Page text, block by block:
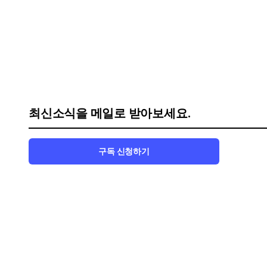
최신소식을 메일로 받아보세요.
구독 신청하기